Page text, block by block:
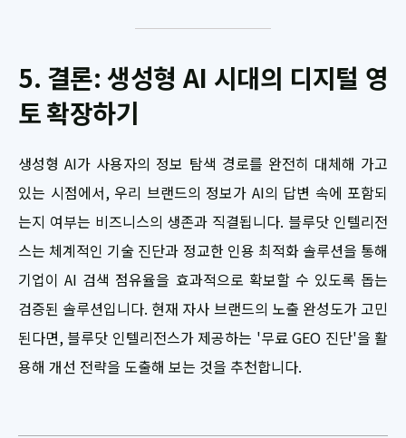
5. 결론: 생성형 AI 시대의 디지털 영
토 확장하기
생성형 AI가 사용자의 정보 탐색 경로를 완전히 대체해 가고
있는 시점에서, 우리 브랜드의 정보가 AI의 답변 속에 포함되
는지 여부는 비즈니스의 생존과 직결됩니다. 블루닷 인텔리전
스는 체계적인 기술 진단과 정교한 인용 최적화 솔루션을 통해
기업이 AI 검색 점유율을 효과적으로 확보할 수 있도록 돕는
검증된 솔루션입니다. 현재 자사 브랜드의 노출 완성도가 고민
된다면, 블루닷 인텔리전스가 제공하는 '무료 GEO 진단'을 활
용해 개선 전략을 도출해 보는 것을 추천합니다.